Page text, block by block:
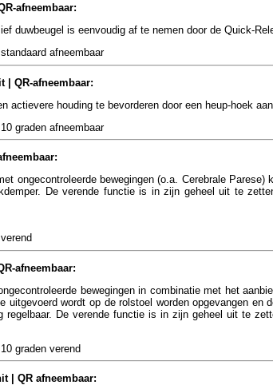
afneembaar:
duwbeugel is eenvoudig af te nemen door de Quick-
| QR-afneembaar:
actievere houding te bevorderen door een heup-hoek
ongecontroleerde bewegingen (o.a. Cerebrale
De verende functie is in zijn geheel uit te
afneembaar:
bewegingen in combinatie met het
uitgevoerd wordt op de rolstoel worden opgevangen
regelbaar. De verende functie is in zijn geheel uit te
| QR afneembaar: